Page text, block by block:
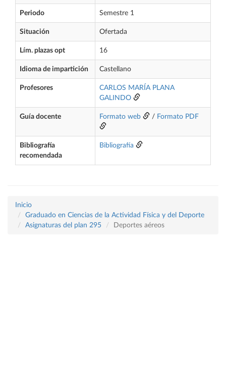
Periodo Semestre 1
Situación Ofertada
Lím. plazas opt 16
Idioma de impartición Castellano
Profesores
CARLOS MARÍA PLANA
GALINDO
Guía docente Formato web / Formato PDF
Bibliografía
recomendada
Bibliografía
Inicio
Graduado en Ciencias de la Actividad Física y del Deporte
Asignaturas del plan 295
Deportes aéreos